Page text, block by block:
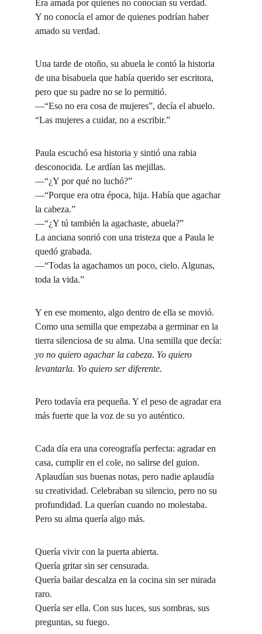
Era amada por quienes no conocían su verdad.
Y no conocía el amor de quienes podrían haber
amado su verdad.
Una tarde de otoño, su abuela le contó la historia
de una bisabuela que había querido ser escritora,
pero que su padre no se lo permitió.
—“Eso no era cosa de mujeres”, decía el abuelo.
“Las mujeres a cuidar, no a escribir.”
Paula escuchó esa historia y sintió una rabia
desconocida. Le ardían las mejillas.
—“¿Y por qué no luchó?”
—“Porque era otra época, hija. Había que agachar
la cabeza.”
—“¿Y tú también la agachaste, abuela?”
La anciana sonrió con una tristeza que a Paula le
quedó grabada.
—“Todas la agachamos un poco, cielo. Algunas,
toda la vida.”
Y en ese momento, algo dentro de ella se movió.
Como una semilla que empezaba a germinar en la
tierra silenciosa de su alma. Una semilla que decía:
yo no quiero agachar la cabeza. Yo quiero
levantarla. Yo quiero ser diferente.
Pero todavía era pequeña. Y el peso de agradar era
más fuerte que la voz de su yo auténtico.
Cada día era una coreografía perfecta: agradar en
casa, cumplir en el cole, no salirse del guion.
Aplaudían sus buenas notas, pero nadie aplaudía
su creatividad. Celebraban su silencio, pero no su
profundidad. La querían cuando no molestaba.
Pero su alma quería algo más.
Quería vivir con la puerta abierta.
Quería gritar sin ser censurada.
Quería bailar descalza en la cocina sin ser mirada
raro.
Quería ser ella. Con sus luces, sus sombras, sus
preguntas, su fuego.